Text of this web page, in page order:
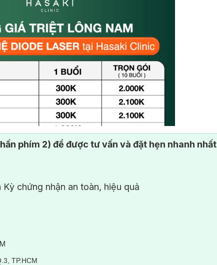
phím 2) để được tư vấn và đặt hẹn nhanh nhất
chứng nhận an toàn, hiệu quả
TP.HCM